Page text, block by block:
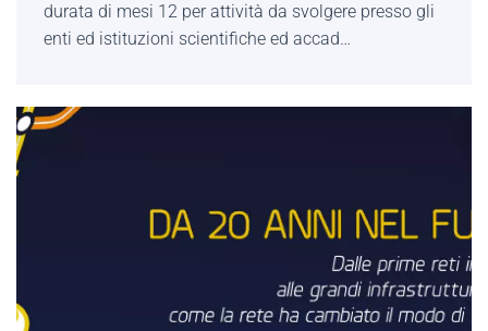
durata di mesi 12 per attività da svolgere presso gli
enti ed istituzioni scientifiche ed accad…